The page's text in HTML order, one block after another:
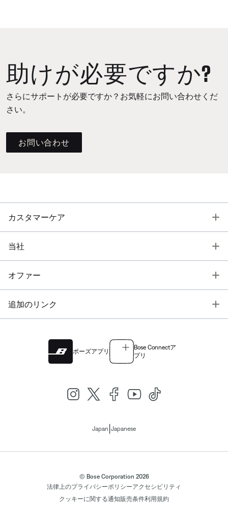
助けが必要ですか?
さらにサポートが必要ですか？お気軽にお問い合わせくだ
さい。
お問い合わせ
カスタマーケア
当社
オファー
追加のリンク
ボーズアプリ
Bose Connectア
プリ
Japan Japanese
© Bose Corporation 2026
法律上のプライバシーポリシーアクセシビリティ
クッキーに関する通知販売条件利用規約